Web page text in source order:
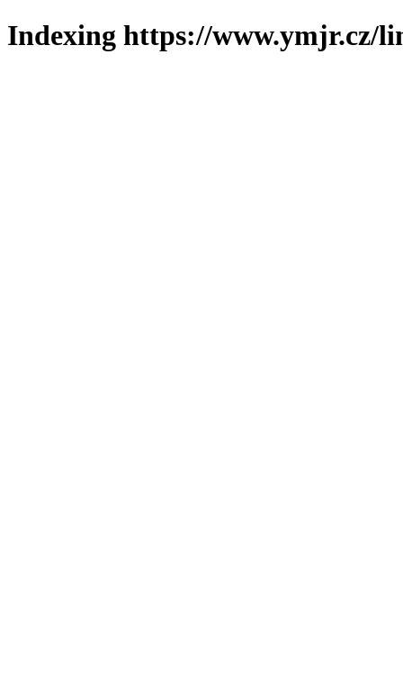
Indexing https://www.ymjr.cz/